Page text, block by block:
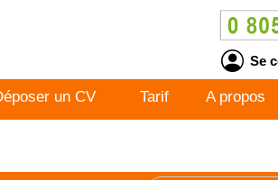
Se
un CV Tarif A propos